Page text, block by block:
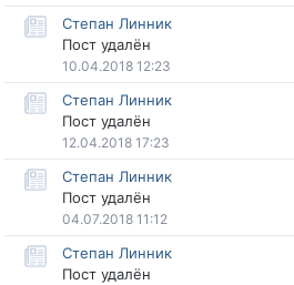
Степан Линник
Пост удалён
10.04.2018 12:23
Степан Линник
Пост удалён
12.04.2018 17:23
Степан Линник
Пост удалён
04.07.2018 11:12
Степан Линник
Пост удалён